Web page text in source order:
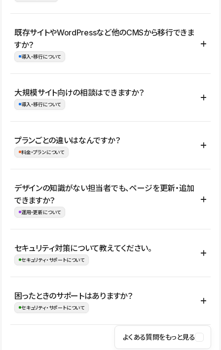
コーポレートサイト、サービスサイト、LP、採用サイト、ブロ
グ・メディア、イベントサイト、店舗・商品紹介サイト、ポートフ
ォリオなど幅広く制作できます。
既存サイトやWordPressなど他のCMSから移行できま
すか？
導入・移行について
はい。既存サイトの構成やコンテンツ、URLを整理したうえで、
Studio上に再構築する形で移行できます。 WordPressの場合は、
イト全体のデザインや設定がそのまま移行されるわけではないた
め、移行後にページ構成やデザイン、CMS設計、URL・リダイレク
大規模サイト向けの相談はできますか？
導入・移行について
はい。アクセス規模が大きいサイトや、複数部門での運用、権限管
理、セキュリティ確認、既存システムとの連携など、個別の要件が
ない段階でも、お問い合わせください。
お問合せはこちら
プランごとの違いはなんですか？
料金・プランについて
公開ページ数、バージョン履歴の期間、CMS利用数の上限、権限
管理の有無などがプランごとに異なります。詳しくは料金プランペ
ージをご覧ください。
デザインの知識がない担当者でも、ページを更新・追加
できますか？
運用・更新について
はい。CMSやコンポーネントを活用して更新範囲を設計しておく
ことで、デザインを崩しにくい状態で運用できます。 さらにコン
ながらレイアウトに影響を与えずに更新作業を進めやすくなりま
す。
セキュリティ対策について教えてください。
セキュリティ・サポートについて
Studioでは、公開サイトやサービスを安全に利用できるよう、通信
の暗号化、データ保護、アクセス管理、脆弱性対策など、複数の観
はSSL/TLSによる通信暗号化に対応しており、悪質なスクリプトの
困ったときのサポートはありますか？
セキュリティ・サポートについて
操作方法や機能については、ヘルプセンターでご確認いただけま
よくある質問をもっと見る